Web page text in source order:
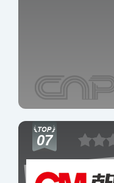
07